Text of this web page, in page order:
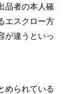
品者の本人確
エスクロー方
が違うといっ
められている